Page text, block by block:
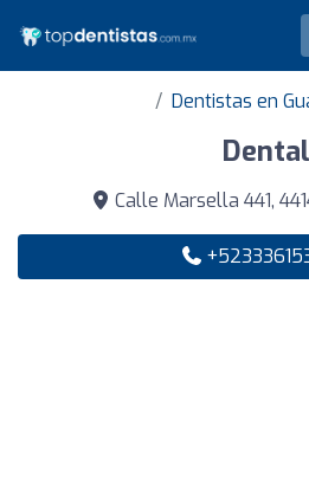
Dentistas en
Dental
Calle Marsella 441,